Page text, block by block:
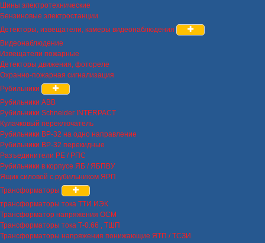
Шины электротехнические
Бензиновые электростанции
Детекторы, извещатели, камеры видеонаблюдения
Видеонаблюдение
Извещатели пожарные
Детекторы движения, фотореле
Охранно-пожарная сигнализация
Рубильники
Рубильники ABB
Рубильники Schneider INTERPACT
Кулачковый переключатель
Рубильники ВР-32 на одно направление
Рубильники ВР-32 перекидные
Разъединители РЕ / РПС
Рубильники в корпусе ЯБ / ЯБПВУ
Ящик силовой с рубильником ЯРП
Трансформаторы
трансформаторы тока ТТИ ИЭК
Трансформатор напряжения ОСМ
Трансформаторы тока Т-0.66 , ТШП
Трансформаторы напряжения понижающие ЯТП / ТСЗИ